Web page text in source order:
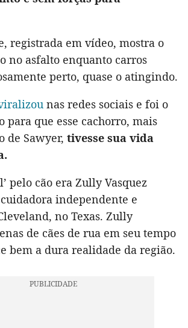
registrada em vídeo, mostra o
no asfalto enquanto carros
perto, quase o atingindo.
nas redes sociais e foi o
para que esse cachorro, mais
de Sawyer, tivesse sua vida
pelo cão era Zully Vasquez
independente e
no Texas. Zully
de cães de rua em seu tempo
bem a dura realidade da região.